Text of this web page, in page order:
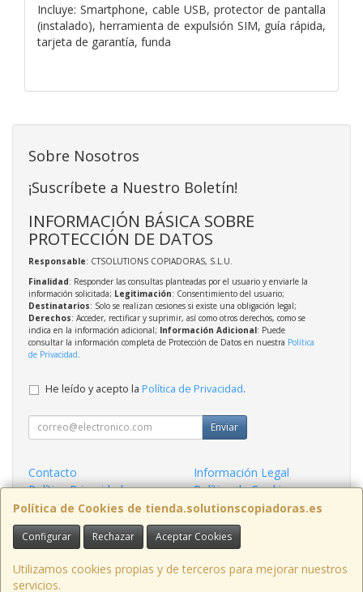
Incluye: Smartphone, cable USB, protector de pantalla
(instalado), herramienta de expulsión SIM, guía rápida,
tarjeta de garantía, funda
Política de Cookies de tienda.solutionscopiadoras.es
Configurar Rechazar Aceptar Cookies
Utilizamos cookies propias y de terceros para mejorar nuestros
servicios.
Sobre Nosotros
¡Suscríbete a Nuestro Boletín!
INFORMACIÓN BÁSICA SOBRE
PROTECCIÓN DE DATOS
Responsable: CTSOLUTIONS COPIADORAS, S.L.U.
Finalidad: Responder las consultas planteadas por el usuario y enviarle la
información solicitada; Legitimación: Consentimiento del usuario;
Destinatarios: Solo se realizan cesiones si existe una obligación legal;
Derechos: Acceder, rectificar y suprimir, así como otros derechos, como se
indica en la información adicional; Información Adicional: Puede
consultar la información completa de Protección de Datos en nuestra Política
de Privacidad
He leído y acepto la Política de Privacidad.
Enviar
Contacto
Información Legal
Política Privacidad
Política de Cookies
Condiciones de Compra
Formas de Pago
Contacto
info@solutionscopiadoras.es